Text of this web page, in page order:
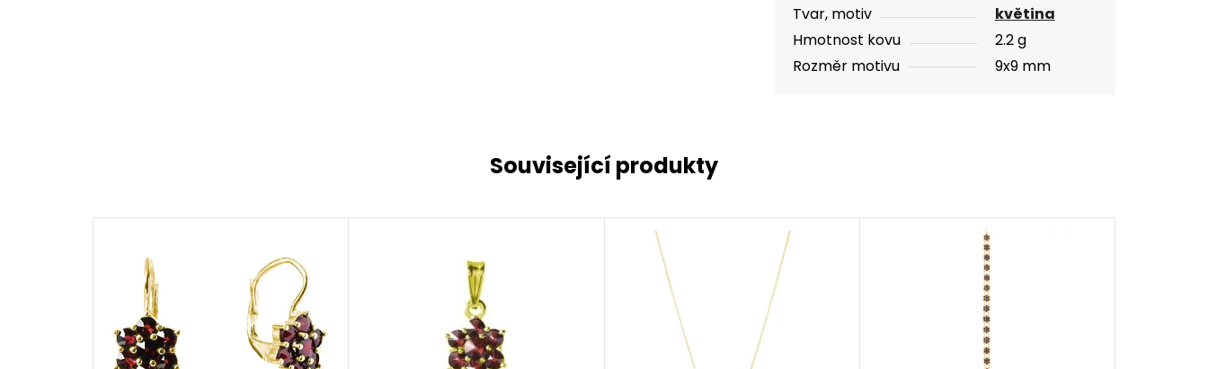
Tvar, motiv
květina
Hmotnost kovu
2.2 g
Rozměr motivu
9x9 mm
Související produkty